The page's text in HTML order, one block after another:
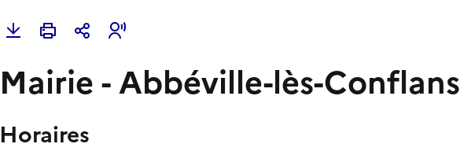
Mairie - Abbéville-lès-Conflans
Horaires